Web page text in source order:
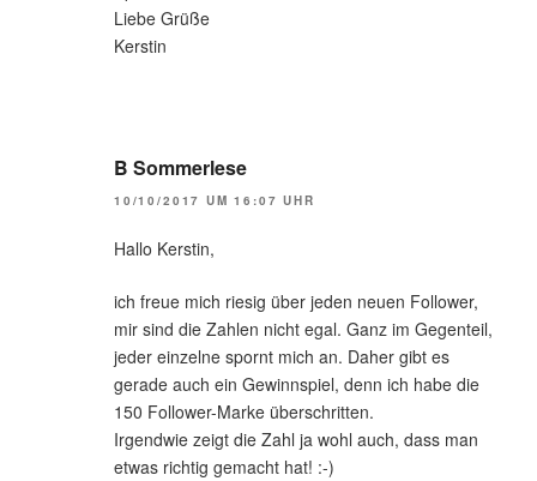
Liebe Grüße
Kerstin
B Sommerlese
10/10/2017 UM 16:07 UHR
Hallo Kerstin,
ich freue mich riesig über jeden neuen Follower,
mir sind die Zahlen nicht egal. Ganz im Gegenteil,
jeder einzelne spornt mich an. Daher gibt es
gerade auch ein Gewinnspiel, denn ich habe die
150 Follower-Marke überschritten.
Irgendwie zeigt die Zahl ja wohl auch, dass man
etwas richtig gemacht hat! :-)